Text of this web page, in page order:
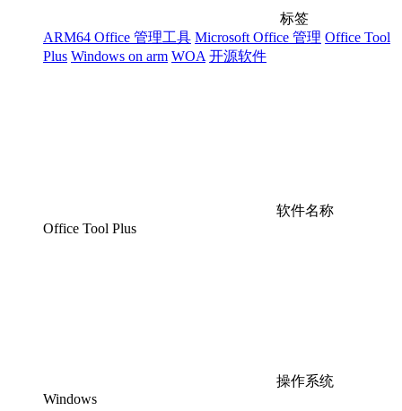
标签
ARM64 Office 管理工具 Microsoft Office 管理 Office Tool
Plus Windows on arm WOA 开源软件
软件名称
Office Tool Plus
操作系统
Windows